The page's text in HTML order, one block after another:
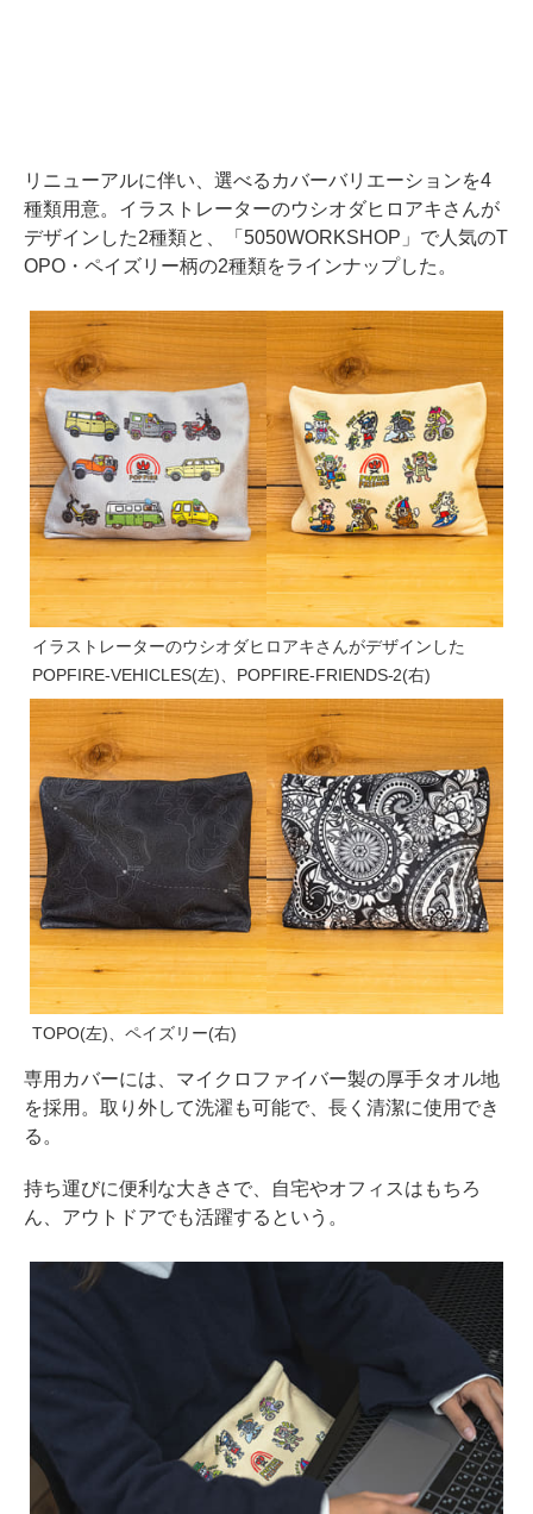
リニューアルに伴い、選べるカバーバリエーションを4
種類用意。イラストレーターのウシオダヒロアキさんが
デザインした2種類と、「5050WORKSHOP」で人気のT
OPO・ペイズリー柄の2種類をラインナップした。
イラストレーターのウシオダヒロアキさんがデザインした
POPFIRE-VEHICLES(左)、POPFIRE-FRIENDS-2(右)
TOPO(左)、ペイズリー(右)
専用カバーには、マイクロファイバー製の厚手タオル地
を採用。取り外して洗濯も可能で、長く清潔に使用でき
る。
持ち運びに便利な大きさで、自宅やオフィスはもちろ
ん、アウトドアでも活躍するという。